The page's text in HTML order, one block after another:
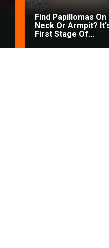
Find Papillomas On
Neck Or Armpit?
First Stage Of...